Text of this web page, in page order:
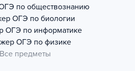
по обществознанию
ОГЭ по биологии
ОГЭ по информатике
ОГЭ по физике
Все предметы